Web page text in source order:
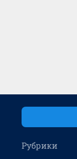
Рубрики